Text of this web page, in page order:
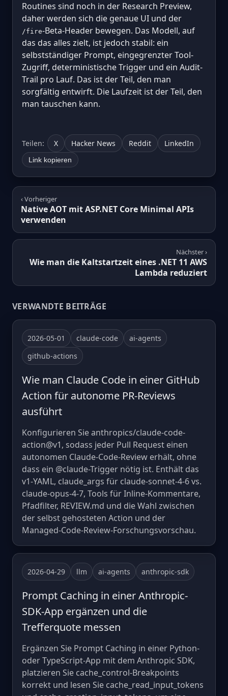
Routines sind noch in der Research Preview,
daher werden sich die genaue UI und der
/fire-Beta-Header bewegen. Das Modell, auf
das das alles zielt, ist jedoch stabil: ein
selbstständiger Prompt, eingegrenzter Tool-
Zugriff, deterministische Trigger und ein Audit-
Trail pro Lauf. Das ist der Teil, den man
sorgfältig entwirft. Die Laufzeit ist der Teil, den
man tauschen kann.
Teilen: X Hacker News Reddit LinkedIn
Link kopieren
‹ Vorheriger
Native AOT mit ASP.NET Core Minimal APIs
verwenden
Nächster ›
Wie man die Kaltstartzeit eines .NET 11 AWS
Lambda reduziert
VERWANDTE BEITRÄGE
2026-05-01 claude-code
ai-agents
github-actions
Wie man Claude Code in einer GitHub
Action für autonome PR-Reviews
ausführt
Konfigurieren Sie anthropics/claude-code-
action@v1, sodass jeder Pull Request einen
autonomen Claude-Code-Review erhält, ohne
dass ein @claude-Trigger nötig ist. Enthält das
v1-YAML, claude_args für claude-sonnet-4-6 vs.
claude-opus-4-7, Tools für Inline-Kommentare,
Pfadfilter, REVIEW.md und die Wahl zwischen
der selbst gehosteten Action und der
Managed-Code-Review-Forschungsvorschau.
2026-04-29 llm ai-agents anthropic-sdk
Prompt Caching in einer Anthropic-
SDK-App ergänzen und die
Trefferquote messen
Ergänzen Sie Prompt Caching in einer Python-
oder TypeScript-App mit dem Anthropic SDK,
platzieren Sie cache_control-Breakpoints
korrekt und lesen Sie cache_read_input_tokens